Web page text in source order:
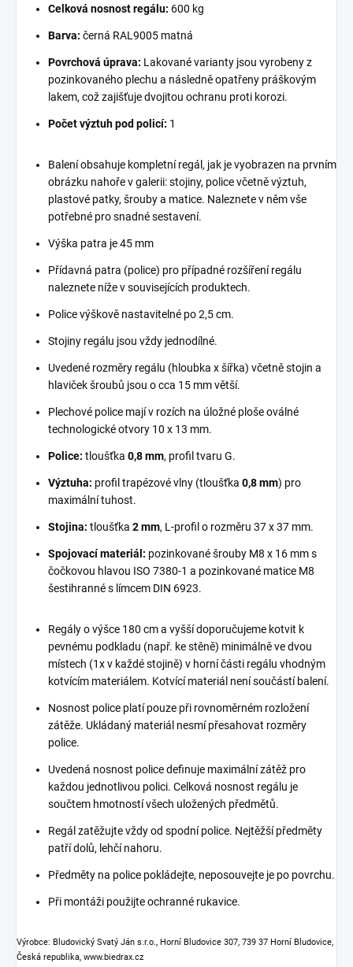
Celková nosnost regálu: 600 kg
Barva: černá RAL9005 matná
Povrchová úprava: Lakované varianty jsou vyrobeny z
pozinkovaného plechu a následně opatřeny práškovým
lakem, což zajišťuje dvojitou ochranu proti korozi.
Počet výztuh pod policí: 1
Balení obsahuje kompletní regál, jak je vyobrazen na prvním
obrázku nahoře v galerii: stojiny, police včetně výztuh,
plastové patky, šrouby a matice. Naleznete v něm vše
potřebné pro snadné sestavení.
Výška patra je 45 mm
Přídavná patra (police) pro případné rozšíření regálu
naleznete níže v souvisejících produktech.
Police výškově nastavitelné po 2,5 cm.
Stojiny regálu jsou vždy jednodílné.
Uvedené rozměry regálu (hloubka x šířka) včetně stojin a
hlaviček šroubů jsou o cca 15 mm větší.
Plechové police mají v rozích na úložné ploše oválné
technologické otvory 10 x 13 mm.
Police: tloušťka 0,8 mm, profil tvaru G.
Výztuha: profil trapézové vlny (tloušťka 0,8 mm) pro
maximální tuhost.
Stojina: tloušťka 2 mm, L-profil o rozměru 37 x 37 mm.
Spojovací materiál: pozinkované šrouby M8 x 16 mm s
čočkovou hlavou ISO 7380-1 a pozinkované matice M8
šestihranné s límcem DIN 6923.
Regály o výšce 180 cm a vyšší doporučujeme kotvit k
pevnému podkladu (např. ke stěně) minimálně ve dvou
místech (1x v každé stojině) v horní části regálu vhodným
kotvícím materiálem. Kotvící materiál není součástí balení.
Nosnost police platí pouze při rovnoměrném rozložení
zátěže. Ukládaný materiál nesmí přesahovat rozměry
police.
Uvedená nosnost police definuje maximální zátěž pro
každou jednotlivou polici. Celková nosnost regálu je
součtem hmotností všech uložených předmětů.
Regál zatěžujte vždy od spodní police. Nejtěžší předměty
patří dolů, lehčí nahoru.
Předměty na police pokládejte, neposouvejte je po povrchu.
Při montáži použijte ochranné rukavice.
Výrobce: Bludovický Svatý Ján s.r.o., Horní Bludovice 307, 739 37 Horní Bludovice,
Česká republika, www.biedrax.cz